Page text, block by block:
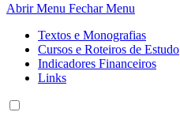
Abrir Menu Fechar Menu
Textos e Monografias
Cursos e Roteiros de Estudo
Indicadores Financeiros
Links